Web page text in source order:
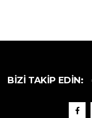
BIZI TAKIP EDIN: